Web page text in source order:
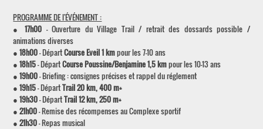
PROGRAMME DE l'ÉVÉNEMENT :
●17h00 - Ouverture du Village Trail / retrait des dossards possible /
animations diverses
●18h00- DépartCourse Eveil 1 kmpour les 7-10 ans
●18h15- DépartCourse Poussine/Benjamine 1,5 kmpour les 10-13 ans
●19h00- Briefing : consignes précises et rappel du réglement
●19h15- DépartTrail 20 km, 400 m+
●19h30- DépartTrail 12 km, 250 m+
●21h00- Remise des récompenses au Complexe sportif
●21h30- Repas musical